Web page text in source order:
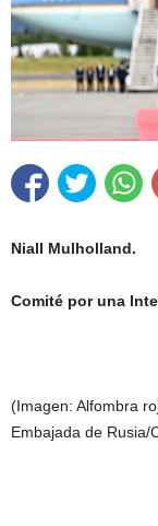
Niall Mulholland.
Comité por una
(Imagen: Alfombra
Embajada de Rusia/